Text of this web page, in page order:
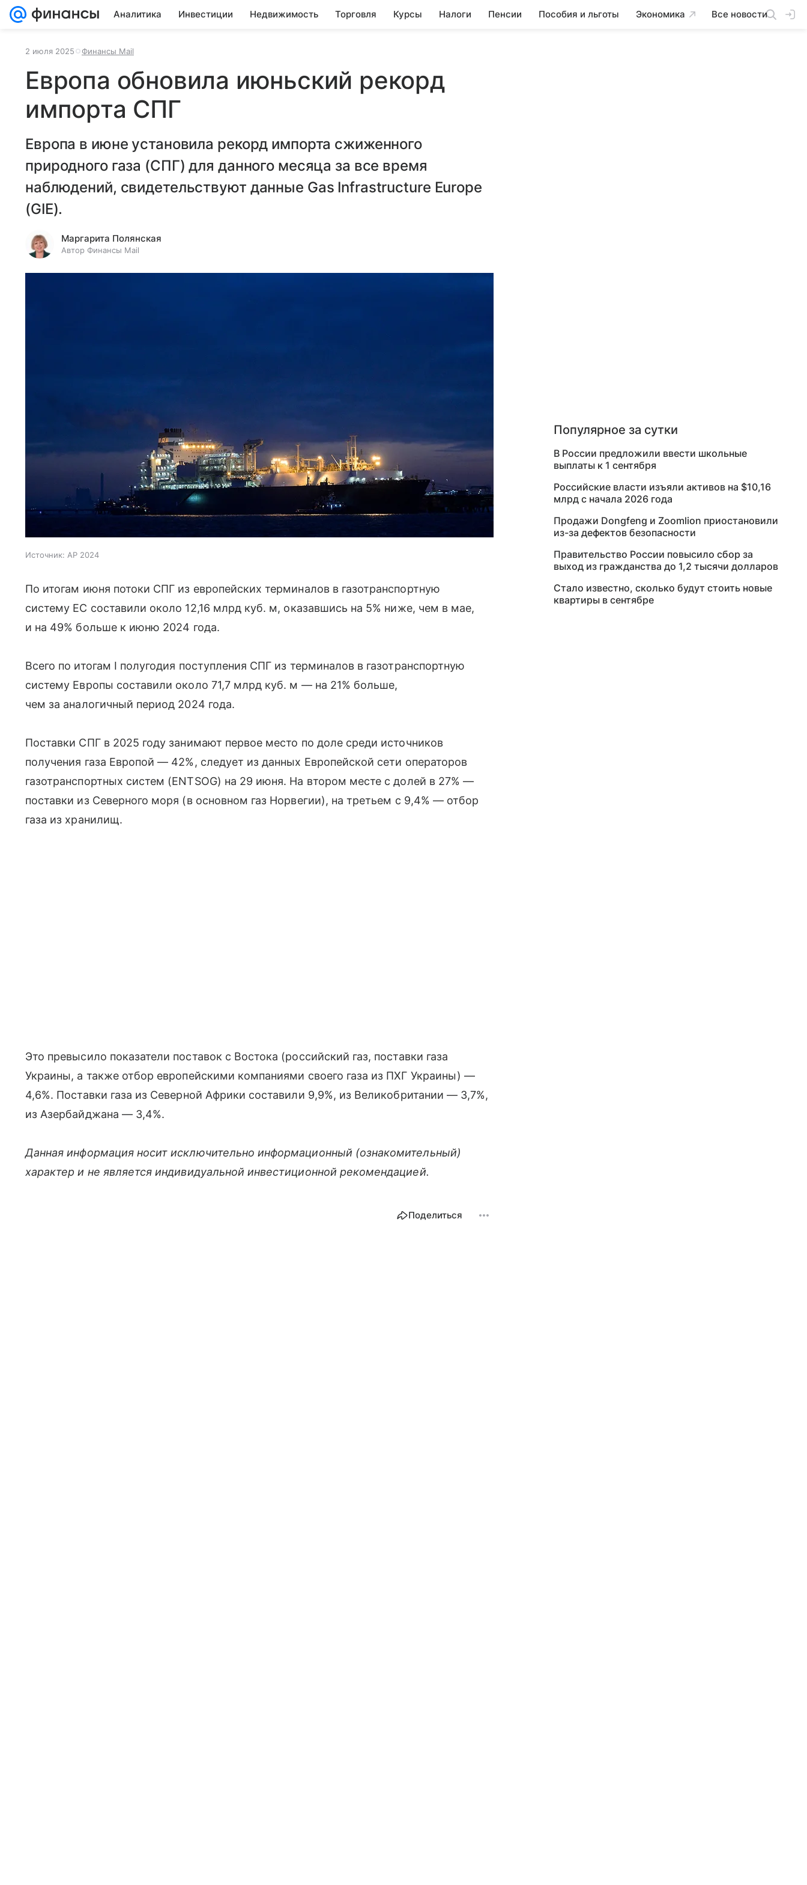
Аналитика Инвестиции Недвижимость Торговля Курсы Налоги Пенсии Пособия и льготы Экономика Все новости
2 июля 2025 Финансы Mail
Европа обновила июньский рекорд
импорта СПГ
Европа в июне установила рекорд импорта сжиженного
природного газа (СПГ) для данного месяца за все время
наблюдений, свидетельствуют данные Gas Infrastructure Europe
(GIE).
Маргарита Полянская
Автор Финансы Mail
Источник: AP 2024
По итогам июня потоки СПГ из европейских терминалов в газотранспортную
систему ЕС составили около 12,16 млрд куб. м, оказавшись на 5% ниже, чем в мае,
и на 49% больше к июню 2024 года.
Всего по итогам I полугодия поступления СПГ из терминалов в газотранспортную
систему Европы составили около 71,7 млрд куб. м — на 21% больше,
чем за аналогичный период 2024 года.
Поставки СПГ в 2025 году занимают первое место по доле среди источников
получения газа Европой — 42%, следует из данных Европейской сети операторов
газотранспортных систем (ENTSOG) на 29 июня. На втором месте с долей в 27% —
поставки из Северного моря (в основном газ Норвегии), на третьем с 9,4% — отбор
газа из хранилищ.
Это превысило показатели поставок с Востока (российский газ, поставки газа
Украины, а также отбор европейскими компаниями своего газа из ПХГ Украины) —
4,6%. Поставки газа из Северной Африки составили 9,9%, из Великобритании — 3,7%,
из Азербайджана — 3,4%.
Данная информация носит исключительно информационный (ознакомительный)
характер и не является индивидуальной инвестиционной рекомендацией.
Поделиться
Популярное за сутки
В России предложили ввести школьные
выплаты к 1 сентября
Российские власти изъяли активов на $10,16
млрд с начала 2026 года
Продажи Dongfeng и Zoomlion приостановили
из-за дефектов безопасности
Правительство России повысило сбор за
выход из гражданства до 1,2 тысячи долларов
Стало известно, сколько будут стоить новые
квартиры в сентябре